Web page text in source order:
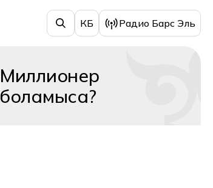
КБ Радио Барс Эль
Миллионер
боламыса?